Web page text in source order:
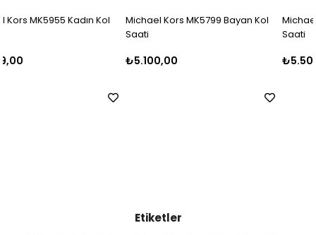
Michael Kors MK5799 Bayan Kol
₺5.100,00
Michael Kors MK5798 Bayan
₺5.500,00
Etiketler